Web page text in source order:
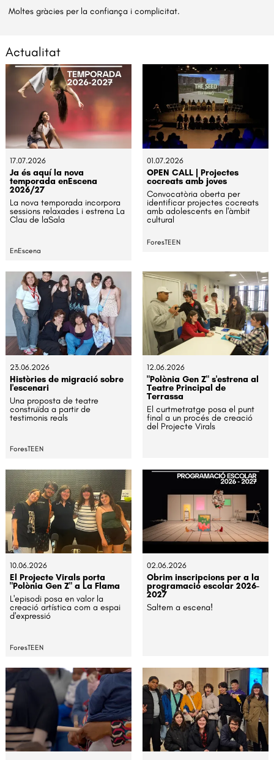
Moltes gràcies per la confiança i complicitat.
Actualitat
17.07.2026
Ja és aquí la nova
temporada enEscena
2026/27
La nova temporada incorpora
sessions relaxades i estrena La
Clau de laSala
EnEscena
01.07.2026
OPEN CALL | Projectes
cocreats amb joves
Convocatòria oberta per
identificar projectes cocreats
amb adolescents en l'àmbit
cultural
ForesTEEN
23.06.2026
Històries de migració sobre
l'escenari
Una proposta de teatre
construïda a partir de
testimonis reals
ForesTEEN
12.06.2026
"Polònia Gen Z" s'estrena al
Teatre Principal de
Terrassa
El curtmetratge posa el punt
final a un procés de creació
del Projecte Virals
10.06.2026
El Projecte Virals porta
"Polònia Gen Z" a La Flama
L'episodi posa en valor la
creació artística com a espai
d'expressió
ForesTEEN
02.06.2026
Obrim inscripcions per a la
programació escolar 2026-
2027
Saltem a escena!